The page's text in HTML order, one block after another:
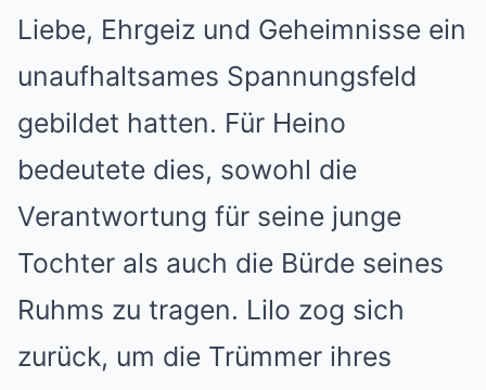
Liebe, Ehrgeiz und Geheimnisse ein
unaufhaltsames Spannungsfeld
gebildet hatten. Für Heino
bedeutete dies, sowohl die
Verantwortung für seine junge
Tochter als auch die Bürde seines
Ruhms zu tragen. Lilo zog sich
zurück, um die Trümmer ihres